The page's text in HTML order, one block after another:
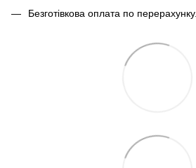
Безготівкова оплата по перерахунку.